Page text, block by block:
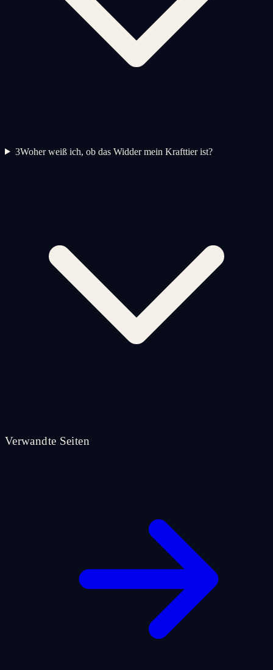
3Woher weiß ich, ob das Widder mein Krafttier ist?
Verwandte Seiten